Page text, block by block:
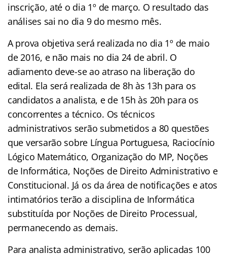
inscrição, até o dia 1º de março. O resultado das
análises sai no dia 9 do mesmo mês.
A prova objetiva será realizada no dia 1º de maio
de 2016, e não mais no dia 24 de abril. O
adiamento deve-se ao atraso na liberação do
edital. Ela será realizada de 8h às 13h para os
candidatos a analista, e de 15h às 20h para os
concorrentes a técnico. Os técnicos
administrativos serão submetidos a 80 questões
que versarão sobre Língua Portuguesa, Raciocínio
Lógico Matemático, Organização do MP, Noções
de Informática, Noções de Direito Administrativo e
Constitucional. Já os da área de notificações e atos
intimatórios terão a disciplina de Informática
substituída por Noções de Direito Processual,
permanecendo as demais.
Para analista administrativo, serão aplicadas 100